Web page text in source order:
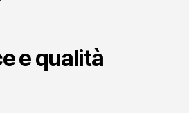
e qualità